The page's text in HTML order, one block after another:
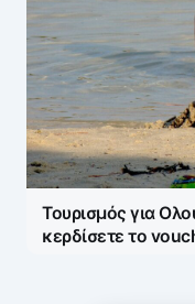
Τουρισμός για
κερδίσετε το